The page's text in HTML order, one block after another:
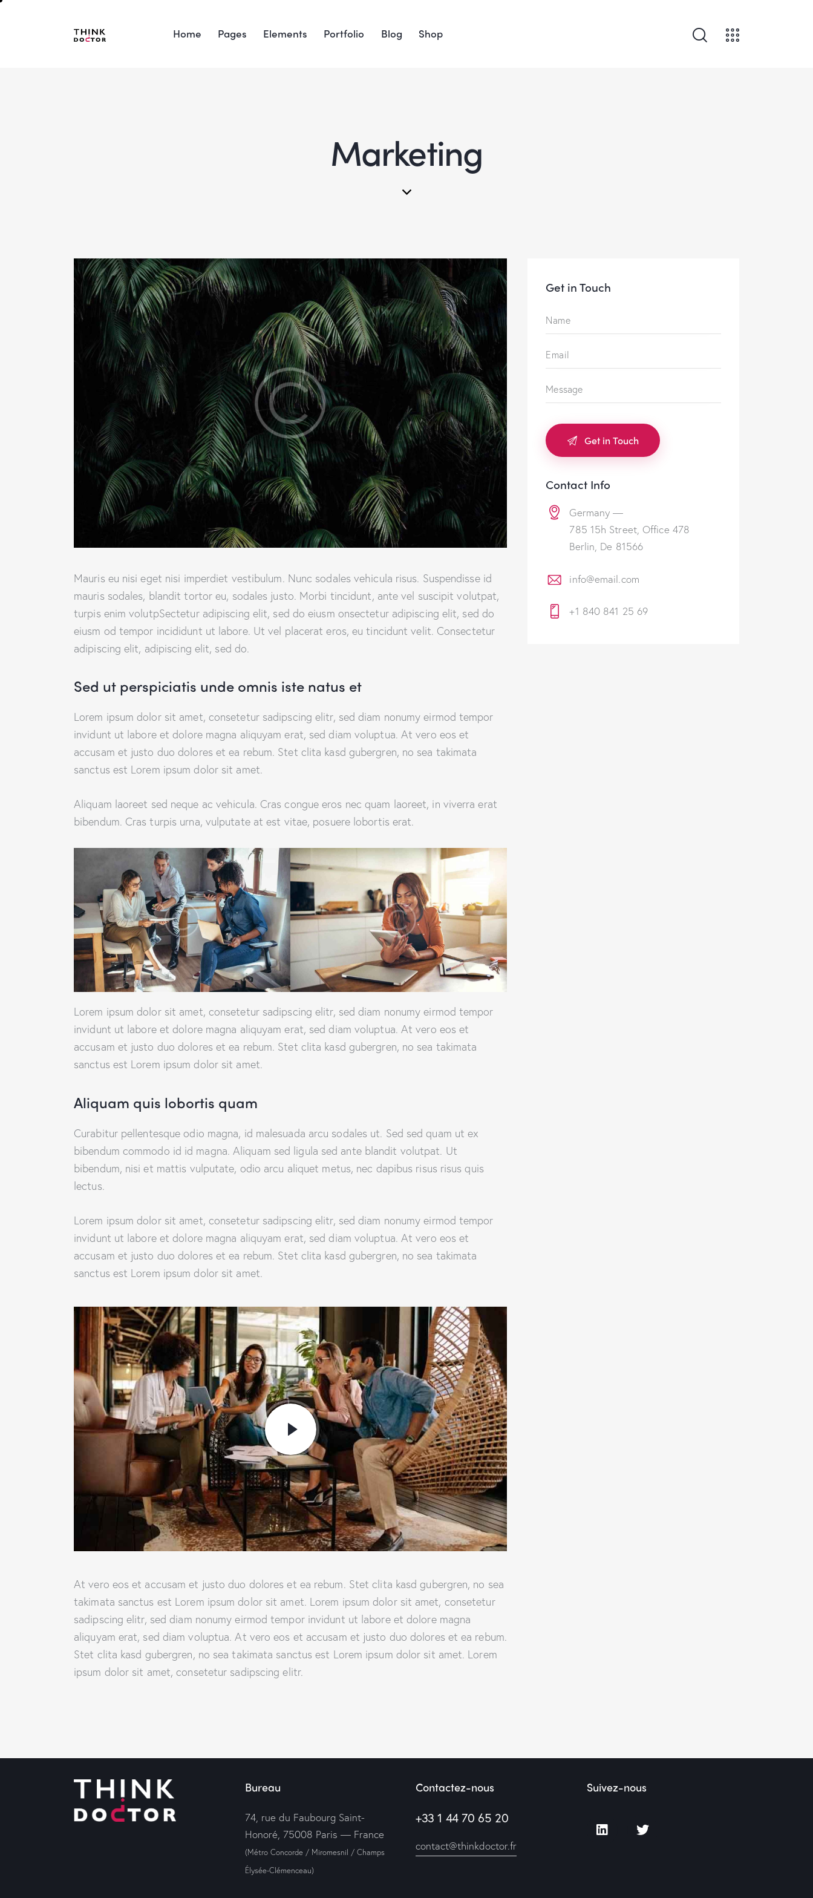
Home Pages Elements Portfolio Blog Shop
Marketing
Mauris eu nisi eget nisi imperdiet vestibulum. Nunc sodales vehicula risus. Suspendisse id
mauris sodales, blandit tortor eu, sodales justo. Morbi tincidunt, ante vel suscipit volutpat,
turpis enim volutpSectetur adipiscing elit, sed do eiusm onsectetur adipiscing elit, sed do
eiusm od tempor incididunt ut labore. Ut vel placerat eros, eu tincidunt velit. Consectetur
adipiscing elit, adipiscing elit, sed do.
Sed ut perspiciatis unde omnis iste natus et
Lorem ipsum dolor sit amet, consetetur sadipscing elitr, sed diam nonumy eirmod tempor
invidunt ut labore et dolore magna aliquyam erat, sed diam voluptua. At vero eos et
accusam et justo duo dolores et ea rebum. Stet clita kasd gubergren, no sea takimata
sanctus est Lorem ipsum dolor sit amet.
Aliquam laoreet sed neque ac vehicula. Cras congue eros nec quam laoreet, in viverra erat
bibendum. Cras turpis urna, vulputate at est vitae, posuere lobortis erat.
Lorem ipsum dolor sit amet, consetetur sadipscing elitr, sed diam nonumy eirmod tempor
invidunt ut labore et dolore magna aliquyam erat, sed diam voluptua. At vero eos et
accusam et justo duo dolores et ea rebum. Stet clita kasd gubergren, no sea takimata
sanctus est Lorem ipsum dolor sit amet.
Aliquam quis lobortis quam
Curabitur pellentesque odio magna, id malesuada arcu sodales ut. Sed sed quam ut ex
bibendum commodo id id magna. Aliquam sed ligula sed ante blandit volutpat. Ut
bibendum, nisi et mattis vulputate, odio arcu aliquet metus, nec dapibus risus risus quis
lectus.
Lorem ipsum dolor sit amet, consetetur sadipscing elitr, sed diam nonumy eirmod tempor
invidunt ut labore et dolore magna aliquyam erat, sed diam voluptua. At vero eos et
accusam et justo duo dolores et ea rebum. Stet clita kasd gubergren, no sea takimata
sanctus est Lorem ipsum dolor sit amet.
At vero eos et accusam et justo duo dolores et ea rebum. Stet clita kasd gubergren, no sea
takimata sanctus est Lorem ipsum dolor sit amet. Lorem ipsum dolor sit amet, consetetur
sadipscing elitr, sed diam nonumy eirmod tempor invidunt ut labore et dolore magna
aliquyam erat, sed diam voluptua. At vero eos et accusam et justo duo dolores et ea rebum.
Stet clita kasd gubergren, no sea takimata sanctus est Lorem ipsum dolor sit amet. Lorem
ipsum dolor sit amet, consetetur sadipscing elitr.
Get in Touch
Contact Info
Germany —
785 15h Street, Office 478
Berlin, De 81566
info@email.com
+1 840 841 25 69
Bureau
74, rue du Faubourg Saint-
Honoré, 75008 Paris — France
(Métro Concorde / Miromesnil / Champs
Élysée-Clémenceau)
Contactez-nous
+33 1 44 70 65 20
contact@thinkdoctor.fr
Suivez-nous